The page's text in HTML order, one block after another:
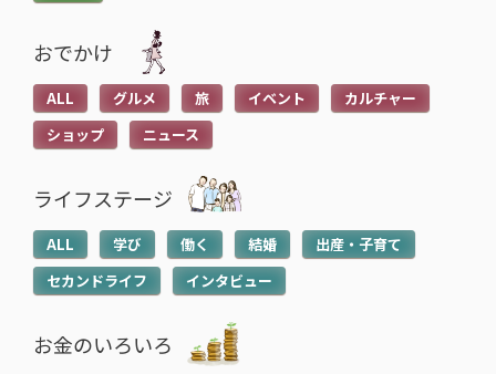
おでかけ
ALL グルメ 旅 イベント
カルチャー
ショップ
ニュース
ライフステージ
ALL 学び 働く 結婚
出産・子育て
セカンドライフ
インタビュー
お金のいろいろ